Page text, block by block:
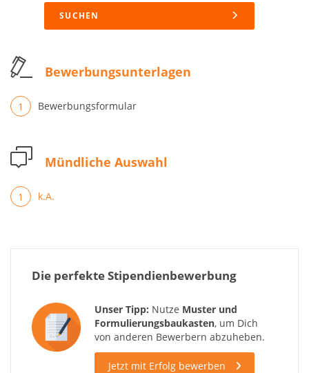
SUCHEN
Bewerbungsunterlagen
Bewerbungsformular
Mündliche Auswahl
k.A.
Die perfekte Stipendienbewerbung
Unser Tipp: Nutze Muster und
Formulierungsbaukasten, um Dich
von anderen Bewerbern abzuheben.
Jetzt mit Erfolg bewerben